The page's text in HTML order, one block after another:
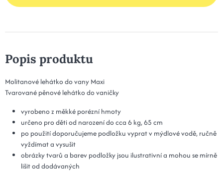
Popis produktu
Molitanové lehátko do vany Maxi
Tvarované pěnové lehátko do vaničky
vyrobeno z měkké porézní hmoty
určeno pro děti od narození do cca 6 kg, 65 cm
po použití doporučujeme podložku vyprat v mýdlové vodě, ručně
vyždímat a vysušit
obrázky tvarů a barev podložky jsou ilustrativní a mohou se mírně
lišit od dodávaných